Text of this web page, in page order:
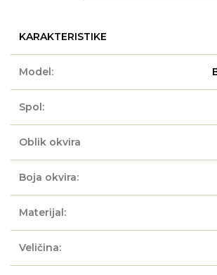
KARAKTERISTIKE
Model:
Spol:
Oblik okvira
Boja okvira:
Materijal:
Veličina: